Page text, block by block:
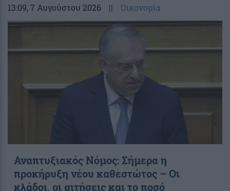
13:09, 7 Αυγούστου 2026 || Οικονομία
Αναπτυξιακός Νόμος: Σήμερα η
προκήρυξη νέου καθεστώτος – Οι
κλάδοι, οι αιτήσεις και το ποσό